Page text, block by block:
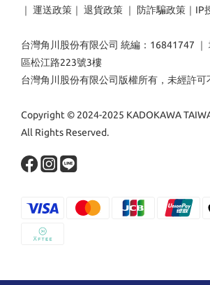
｜ 運送政策 ｜ 退貨政策 ｜ 防詐騙政策 ｜ IP
台灣角川股份有限公司 統編：16841747 ｜
區松江路223號3樓
台灣角川股份有限公司版權所有，未經許可
Copyright © 2024-2025 KADOKAWA
All Rights Reserved.